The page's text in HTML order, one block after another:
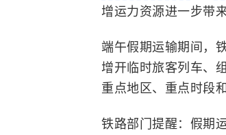
增运力资源进一步带
端午假期运输期间，
增开临时旅客列车、
重点地区、重点时段
铁路部门提醒：假期